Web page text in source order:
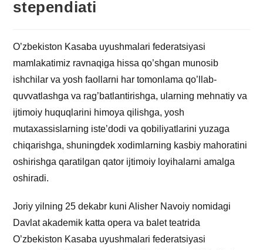
stependiati
O’zbekiston Kasaba uyushmalari federatsiyasi
mamlakatimiz ravnaqiga hissa qo’shgan munosib
ishchilar va yosh faollarni har tomonlama qo’llab-
quvvatlashga va rag’batlantirishga, ularning mehnatiy va
ijtimoiy huquqlarini himoya qilishga, yosh
mutaxassislarning iste’dodi va qobiliyatlarini yuzaga
chiqarishga, shuningdek xodimlarning kasbiy mahoratini
oshirishga qaratilgan qator ijtimoiy loyihalarni amalga
oshiradi.
Joriy yilning 25 dekabr kuni Alisher Navoiy nomidagi
Davlat akademik katta opera va balet teatrida
O’zbekiston Kasaba uyushmalari federatsiyasi